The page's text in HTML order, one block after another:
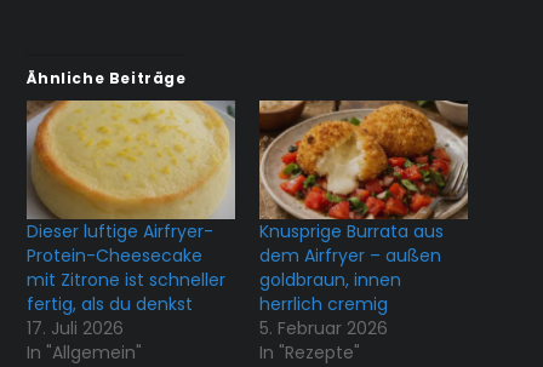
Ähnliche Beiträge
Dieser luftige Airfryer-
Protein-Cheesecake
mit Zitrone ist schneller
fertig, als du denkst
17. Juli 2026
In "Allgemein"
Knusprige Burrata aus
dem Airfryer – außen
goldbraun, innen
herrlich cremig
5. Februar 2026
In "Rezepte"